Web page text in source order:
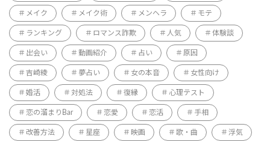
メイク メイク術 メンヘラ モテ
ランキング ロマンス詐欺 人気 体験談
出会い 動画紹介 占い 原因
吉崎綾 夢占い 女の本音 女性向け
婚活 対処法 復縁 心理テスト
恋の溜まりBar 恋愛 恋活 手相
改善方法 星座 映画 歌・曲 浮気